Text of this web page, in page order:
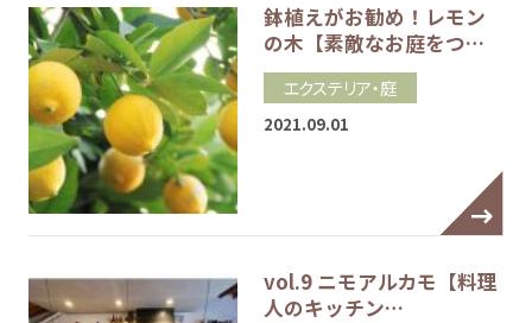
鉢植えがお勧め！レモン
の木【素敵なお庭をつ…
エクステリア・庭
2021.09.01
vol.9 ニモアルカモ【料理
人のキッチン…